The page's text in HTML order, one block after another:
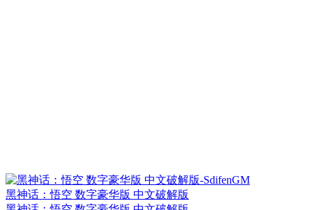
黑神话：悟空 数字豪华版 中文破解版